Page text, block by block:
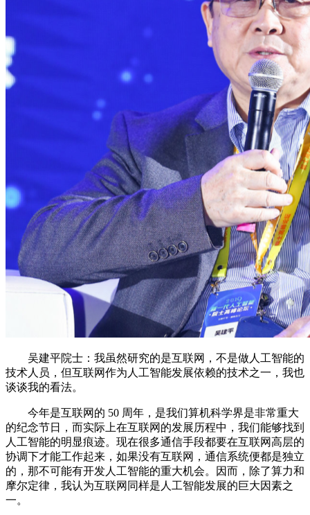
吴建平院士：我虽然研究的是互联网，不是做人工智能的
技术人员，但互联网作为人工智能发展依赖的技术之一，我也
谈谈我的看法。
今年是互联网的 50 周年，是我们算机科学界是非常重大
的纪念节日，而实际上在互联网的发展历程中，我们能够找到
人工智能的明显痕迹。现在很多通信手段都要在互联网高层的
协调下才能工作起来，如果没有互联网，通信系统便都是独立
的，那不可能有开发人工智能的重大机会。因而，除了算力和
摩尔定律，我认为互联网同样是人工智能发展的巨大因素之
一。